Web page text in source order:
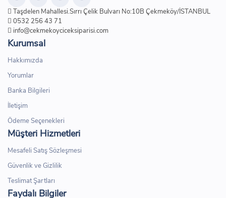
Taşdelen Mahallesi.Sırrı Çelik Bulvarı No:10B Çekmeköy/İSTANBUL
0532 256 43 71
info@cekmekoyciceksiparisi.com
Kurumsal
Hakkımızda
Yorumlar
Banka Bilgileri
İletişim
Ödeme Seçenekleri
Müşteri Hizmetleri
Mesafeli Satış Sözleşmesi
Güvenlik ve Gizlilik
Teslimat Şartları
Faydalı Bilgiler